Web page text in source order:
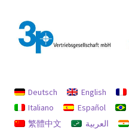
Pular
para
navegação
Pular
para
conteúdo
imprimir
máquinas usadas
Deutsch English
Italiano
Español
繁體中文
العربية